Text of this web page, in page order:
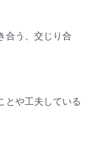
合う、交じり合
とや工夫している